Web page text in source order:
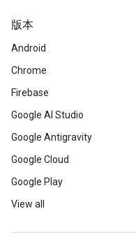
版本
Android
Chrome
Firebase
Google AI Studio
Google Antigravity
Google Cloud
Google Play
View all